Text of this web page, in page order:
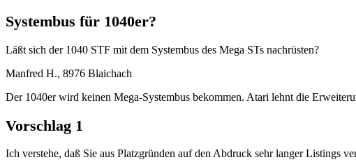
Systembus für 1040er?
Läßt sich der 1040 STF mit dem Systembus des Mega STs nachrüsten?
Manfred H., 8976 Blaichach
Der 1040er wird keinen Mega-Systembus bekommen. Atari lehnt die
Vorschlag 1
Ich verstehe, daß Sie aus Platzgründen auf den Abdruck sehr langer Listings